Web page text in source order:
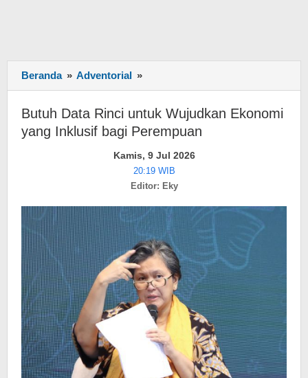
Beranda » Adventorial »
Data
Rinci
untuk
Wujudkan
Ekonomi
yang
Inklusif
Perempuan
Butuh Data Rinci untuk Wujudkan Ekonomi
yang Inklusif bagi Perempuan
Kamis, 9 Jul 2026
20:19 WIB
Editor: Eky